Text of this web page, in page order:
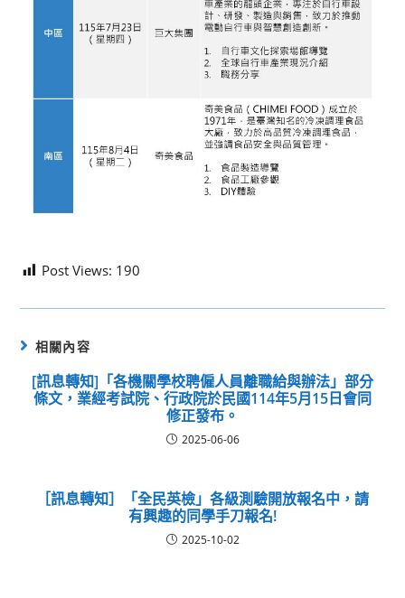
Post Views: 190
相關內容
[訊息轉知]「各機關學校聘僱人員離職給與辦法」部分
條文，業經考試院、行政院於民國114年5月15日會同
修正發布。
2025-06-06
［訊息轉知］「全民英檢」各級測驗開放報名中，請
有興趣的同學手刀報名!
2025-10-02